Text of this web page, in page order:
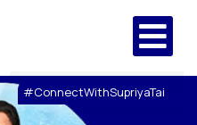
#ConnectWithSupriyaTai